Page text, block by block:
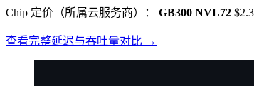
Chip 定价（所属云服务商）： GB300 NVL72
查看完整延迟与吞吐量对比 →